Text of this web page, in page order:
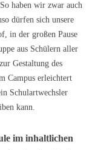
haben wir zwar auch
dürfen sich unsere
in der großen Pause
aus Schülern aller
Gestaltung des
Campus erleichtert
Schulartwechsler
kann.
im inhaltlichen